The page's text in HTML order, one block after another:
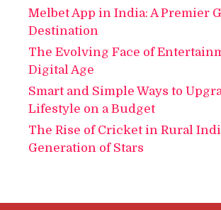
Melbet App in India: A Premier
Destination
The Evolving Face of
Digital Age
Smart and Simple Ways to
Lifestyle on a Budget
The Rise of Cricket in Rural
Generation of Stars